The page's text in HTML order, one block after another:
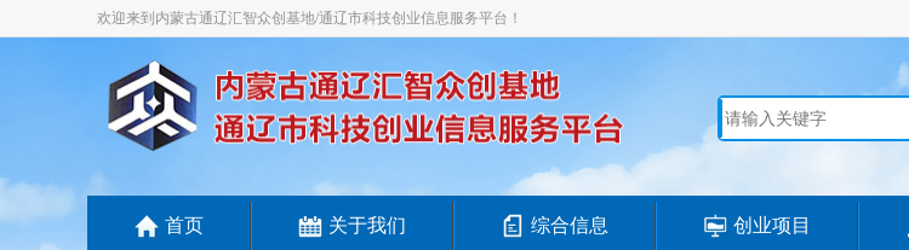
欢迎来到内蒙古通辽汇智众创基地/通辽市科技创业信息服务平台！
首页 关于我们 综合信息 创业项目